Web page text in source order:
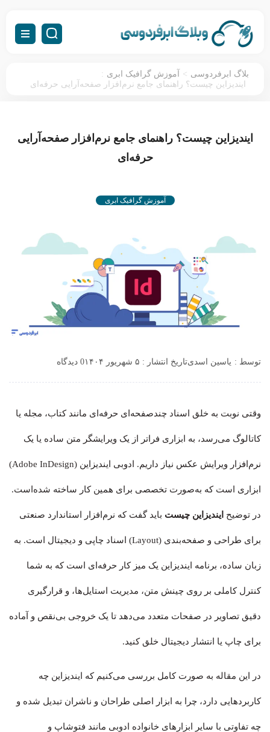
بلاگ ابرفردوسی > آموزش گرافیک ابری :
ایندیزاین چیست؟ راهنمای جامع نرم‌افزار صفحه‌آرایی حرفه‌ای
ایندیزاین چیست؟ راهنمای جامع نرم‌افزار صفحه‌آرایی
حرفه‌ای
آموزش گرافیک ابری
توسط : یاسین اسدیتاریخ انتشار : ۵ شهریور ۱۴۰۴ 0 دیدگاه
وقتی نوبت به خلق اسناد چندصفحه‌ای حرفه‌ای مانند کتاب، مجله یا
کاتالوگ می‌رسد، به ابزاری فراتر از یک ویرایشگر متن ساده یا یک
نرم‌افزار ویرایش عکس نیاز داریم. ادوبی ایندیزاین (Adobe InDesign)
ابزاری است که به‌صورت تخصصی برای همین کار ساخته شده‌است.
در توضیح ایندیزاین چیست باید گفت که نرم‌افزار استاندارد صنعتی
برای طراحی و صفحه‌بندی (Layout) اسناد چاپی و دیجیتال است. به
زبان ساده، برنامه ایندیزاین یک میز کار حرفه‌ای است که به شما
کنترل کاملی بر روی چینش متن، مدیریت استایل‌ها، و قرارگیری
دقیق تصاویر در صفحات متعدد می‌دهد تا یک خروجی بی‌نقص و آماده
برای چاپ یا انتشار دیجیتال خلق کنید.
در این مقاله به صورت کامل بررسی می‌کنیم که ایندیزاین چه
کاربردهایی دارد، چرا به ابزار اصلی طراحان و ناشران تبدیل شده و
چه تفاوتی با سایر ابزارهای خانواده ادوبی مانند فتوشاپ و